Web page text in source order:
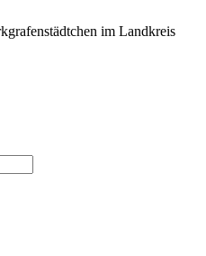
im Landkreis